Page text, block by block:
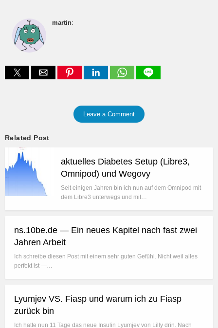
martin:
Leave a Comment
Related Post
aktuelles Diabetes Setup (Libre3,
Omnipod) und Wegovy
Seit einigen Jahren bin ich nun auf dem Omnipod mit
dem Libre3 unterwegs und mit…
ns.10be.de — Ein neues Kapitel nach fast zwei
Jahren Arbeit
Ich schreibe diesen Post mit einem sehr guten Gefühl. Nicht weil alles
perfekt ist —…
Lyumjev VS. Fiasp und warum ich zu Fiasp
zurück bin
Ich hatte nun 11 Tage das neue Insulin Lyumjev von Lilly drin. Nach